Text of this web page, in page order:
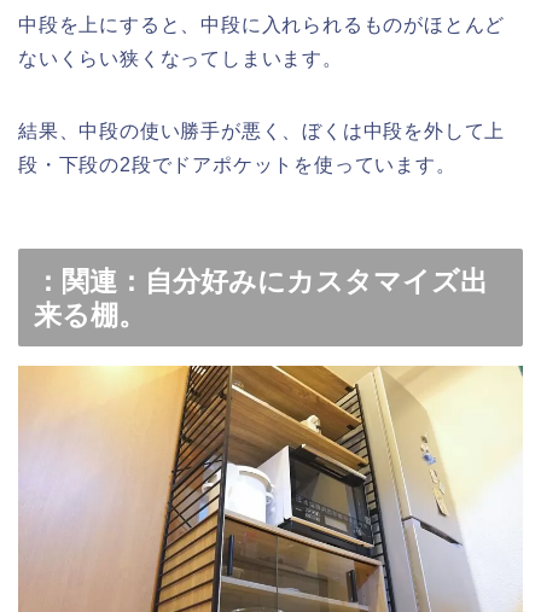
中段を上にすると、中段に入れられるものがほとんど
ないくらい狭くなってしまいます。
結果、中段の使い勝手が悪く、ぼくは中段を外して上
段・下段の2段でドアポケットを使っています。
：関連：自分好みにカスタマイズ出
来る棚。